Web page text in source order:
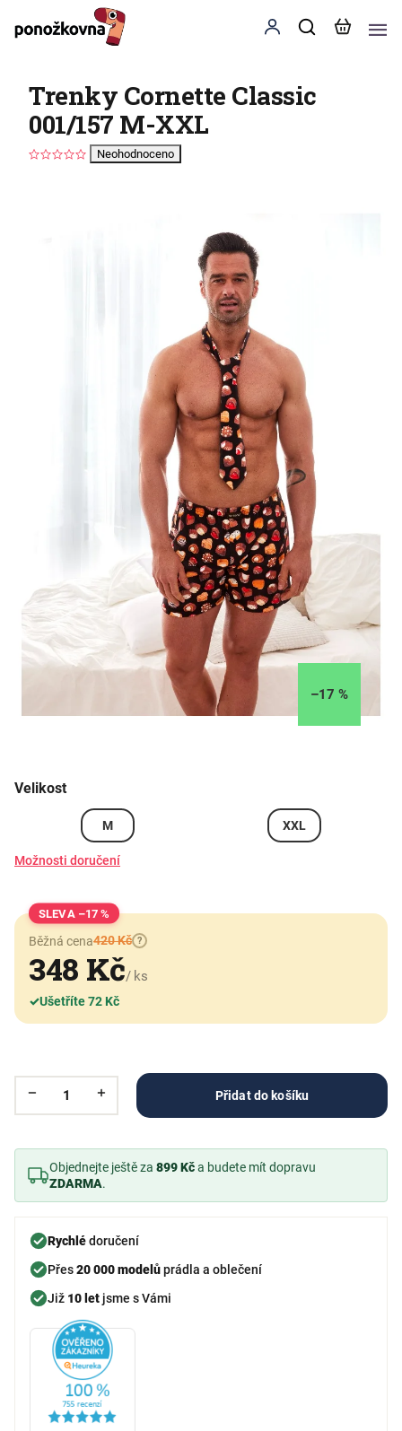
Trenky Cornette Classic
001/157 M-XXL
Neohodnoceno
–17 %
Velikost
M XXL
Možnosti doručení
–17 %
Běžná cena420 Kč ?
348 Kč/ ks
✓Ušetříte 72 Kč
Přidat do košíku
Objednejte ještě za 899 Kča budete mít dopravu
ZDARMA.
Rychlédoručení
Přes20 000 modelůprádla a oblečení
Již 10 let jsme s Vámi